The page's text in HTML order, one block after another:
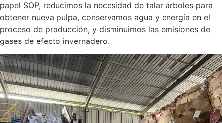
papel SOP, reducimos la necesidad de talar árboles para
obtener nueva pulpa, conservamos agua y energía en el
proceso de producción, y disminuimos las emisiones de
gases de efecto invernadero.